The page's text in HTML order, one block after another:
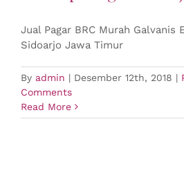
Jual Pagar BRC Murah
Sidoarjo Jawa Timur
By admin | Desember 12th, 2018 |
Comments
Read More